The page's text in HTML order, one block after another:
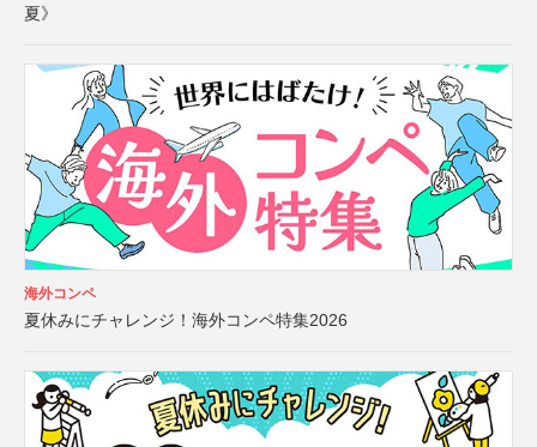
夏》
海外コンペ
夏休みにチャレンジ！海外コンペ特集2026